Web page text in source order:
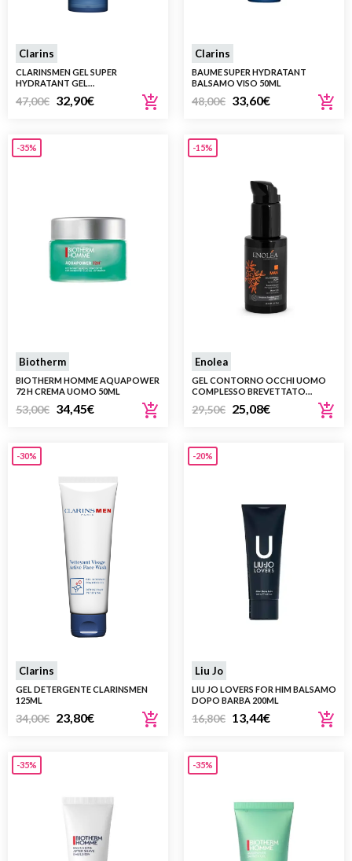
Clarins
CLARINSMEN GEL SUPER
HYDRATANT GEL
47,00€ 32,90€
Clarins
BAUME SUPER HYDRATANT
BALSAMO VISO 50ML
48,00€ 33,60€
-35%
Biotherm
BIOTHERM HOMME AQUAPOWER
72 H CREMA UOMO 50ML
53,00€ 34,45€
-15%
Enolea
GEL CONTORNO OCCHI UOMO
COMPLESSO BREVETTATO
ENOLEA, MIRTO, RESVERATROLO
DA UVA ROSSA, LENTISCO, CAFFÈ,
29,50€ 25,08€
-30%
Clarins
GEL DETERGENTE CLARINSMEN
125ML
34,00€ 23,80€
-20%
Liu Jo
LIU JO LOVERS FOR HIM BALSAMO
DOPO BARBA 200ML
16,80€ 13,44€
-35% -35%